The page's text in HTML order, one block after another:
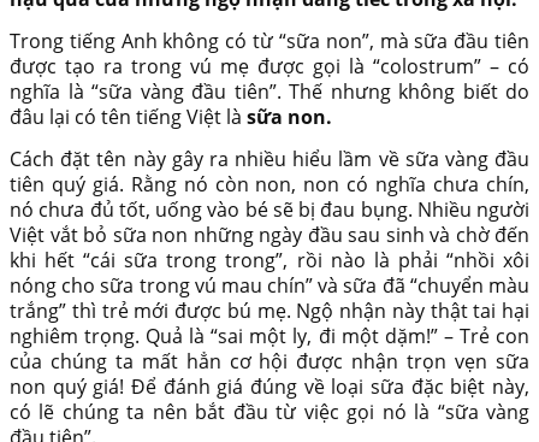
Trong tiếng Anh không có từ “sữa non”, mà sữa đầu tiên
được tạo ra trong vú mẹ được gọi là “colostrum” – có
nghĩa là “sữa vàng đầu tiên”. Thế nhưng không biết do
đâu lại có tên tiếng Việt là sữa non.
Cách đặt tên này gây ra nhiều hiểu lầm về sữa vàng đầu
tiên quý giá. Rằng nó còn non, non có nghĩa chưa chín,
nó chưa đủ tốt, uống vào bé sẽ bị đau bụng. Nhiều người
Việt vắt bỏ sữa non những ngày đầu sau sinh và chờ đến
khi hết “cái sữa trong trong”, rồi nào là phải “nhồi xôi
nóng cho sữa trong vú mau chín” và sữa đã “chuyển màu
trắng” thì trẻ mới được bú mẹ. Ngộ nhận này thật tai hại
nghiêm trọng. Quả là “sai một ly, đi một dặm!” – Trẻ con
của chúng ta mất hẳn cơ hội được nhận trọn vẹn sữa
non quý giá! Để đánh giá đúng về loại sữa đặc biệt này,
có lẽ chúng ta nên bắt đầu từ việc gọi nó là “sữa vàng